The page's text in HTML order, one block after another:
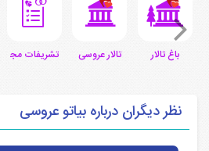
باغ تالار تالار عروسی تشریفات مجالس
نظر دیگران درباره بیاتو عروسی